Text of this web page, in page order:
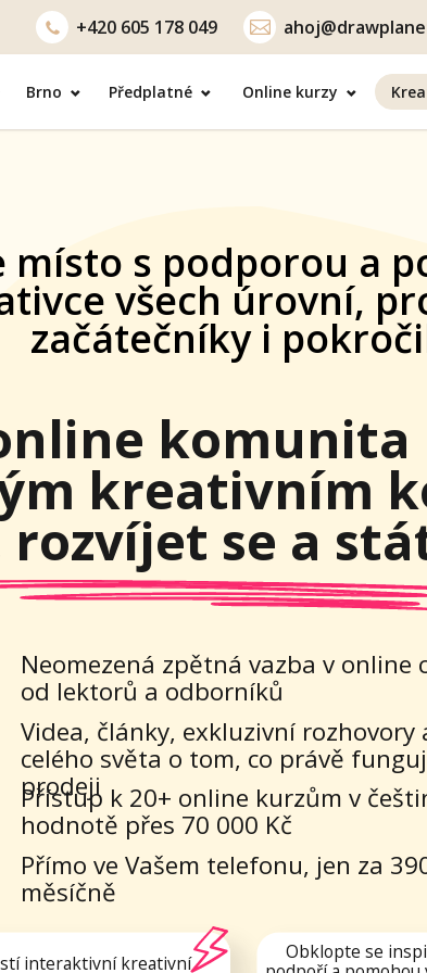
+420 605 178 049
Brno Předplatné Online kurzy
zpětná vazba v online chatu
články, exkluzivní rozhovory a tipy z
světa o tom, co právě funguje v
přes 70 000 Kč
ve Vašem telefonu, jen za 390 Kč
kreativním
se a stát se
všech úrovní, pro
i pokročilé
kreativní
setkává tvorba,
přátelství.
podpoří a pomohou vám rozvíjet
hobby. Místo plné motivace a